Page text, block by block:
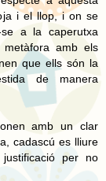
i el llop, i on se
a la caperutxa
amb els
que ells són la
de manera
amb un clar
cadascú es lliure
per no